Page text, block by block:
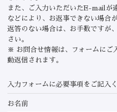
また、ご入力いただいたE-mailが
などにより、お返事できない場合
返答のない場合は、お手数ですが
さい。
※ お問合せ情報は、フォームにご
動返信されます。
入力フォームに必要事項をご記入く
お名前